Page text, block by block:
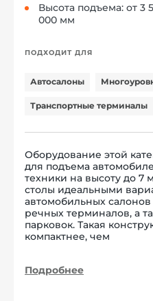
Высота подъема: от 3
000 мм
ПОДХОДИТ ДЛЯ
Автосалоны
Транспортные терминалы
Оборудование этой
для подъема
техники на высоту до 7
столы идеальными
автомобильных
речных терминалов, а
парковок. Такая
компактнее, чем
Подробнее